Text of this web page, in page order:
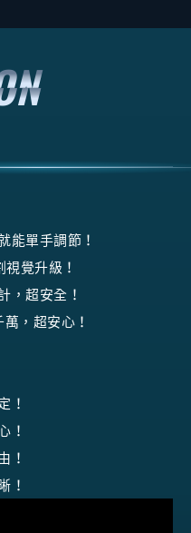
能單手調節！
覺升級！
，超安全！
，超安心！
！
！
！
！